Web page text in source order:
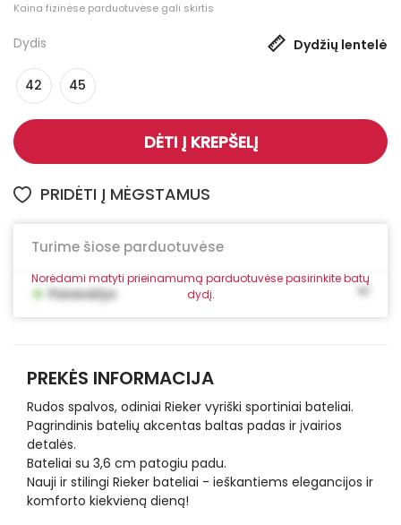
Kaina fizinėse parduotuvėse gali skirtis
Dydis Dydžių lentelė
42 45
DĖTI Į KREPŠELĮ
PRIDĖTI Į MĖGSTAMUS
Turime šiose parduotuvėse
Norėdami matyti prieinamumą parduotuvėse pasirinkite batų
dydį.
• Panevėžys
PREKĖS INFORMACIJA
Rudos spalvos, odiniai Rieker vyriški sportiniai bateliai.
Pagrindinis batelių akcentas baltas padas ir įvairios
detalės.
Bateliai su 3,6 cm patogiu padu.
Nauji ir stilingi Rieker bateliai - ieškantiems elegancijos ir
komforto kiekvieną dieną!